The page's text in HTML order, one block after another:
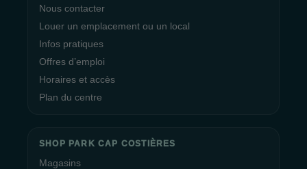
Nous contacter
Louer un emplacement ou un local
Infos pratiques
Offres d’emploi
Horaires et accès
Plan du centre
SHOP PARK CAP COSTIÈRES
Magasins